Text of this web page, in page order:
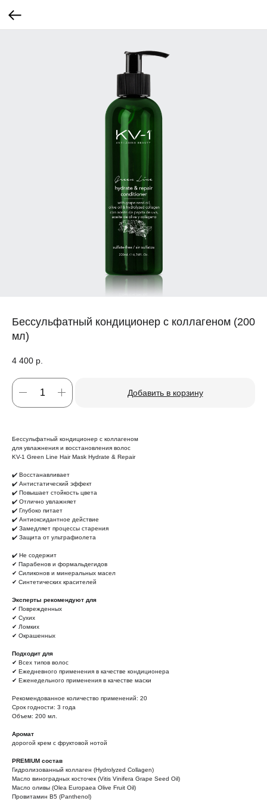
Бессульфатный кондиционер с коллагеном (200
мл)
4 400 р.
Добавить в корзину
Бессульфатный кондиционер с коллагеном
для увлажнения и восстановления волос
KV-1 Green Line Hair Mask Hydrate & Repair
✔️ Восстанавливает
✔️ Антистатический эффект
✔️ Повышает стойкость цвета
✔️ Отлично увлажняет
✔️ Глубоко питает
✔️ Антиоксидантное действие
✔️ Замедляет процессы старения
✔️ Защита от ультрафиолета
✔️ Не содержит
✔ Парабенов и формальдегидов
✔ Силиконов и минеральных масел
✔ Синтетических красителей
Эксперты рекомендуют для
✔ Поврежденных
✔ Сухих
✔ Ломких
✔ Окрашенных
Подходит для
✔ Всех типов волос
✔ Ежедневного применения в качестве кондиционера
✔ Еженедельного применения в качестве маски
Рекомендованное количество применений: 20
Срок годности: 3 года
Объем: 200 мл.
Аромат
дорогой крем с фруктовой нотой
PREMIUM состав
Гидролизованный коллаген (Hydrolyzed Collagen)
Масло виноградных косточек (Vitis Vinifera Grape Seed Oil)
Масло оливы (Olea Europaea Olive Fruit Oil)
Провитамин B5 (Panthenol)